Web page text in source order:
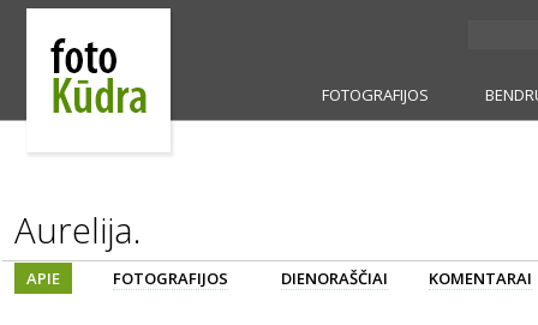
FOTOGRAFIJOS
Aurelija.
APIE FOTOGRAFIJOS DIENORAŠČIAI KOMENTARAI